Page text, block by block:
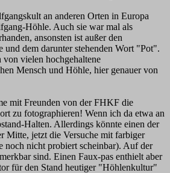
an anderen Orten in Europa
Höhle. Auch sie war mal als
ansonsten ist außer den
dem darunter stehenden Wort "Pot".
vielen hochgehaltene
Mensch und Höhle, hier genauer von
mit Freunden von der FHKF die
zu fotographieren! Wenn ich da etwa an
Halten. Allerdings könnte einen der
Mitte, jetzt die Versuche mit farbiger
noch nicht probiert scheinbar). Auf der
sind. Einen Faux-pas enthielt aber
für den Stand heutiger "Höhlenkultur"